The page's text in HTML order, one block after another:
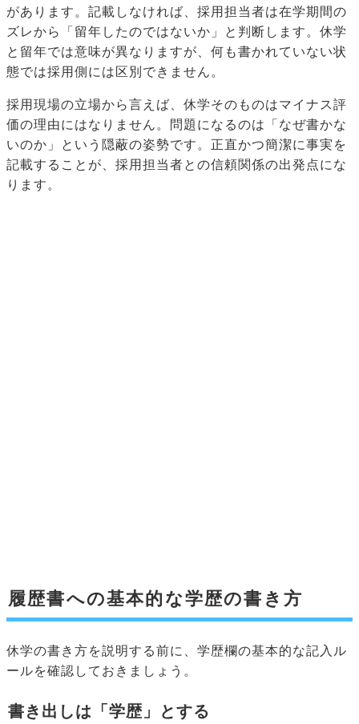
があります。記載しなければ、採用担当者は在学期間の
ズレから「留年したのではないか」と判断します。休学
と留年では意味が異なりますが、何も書かれていない状
態では採用側には区別できません。
採用現場の立場から言えば、休学そのものはマイナス評
価の理由にはなりません。問題になるのは「なぜ書かな
いのか」という隠蔽の姿勢です。正直かつ簡潔に事実を
記載することが、採用担当者との信頼関係の出発点にな
ります。
履歴書への基本的な学歴の書き方
休学の書き方を説明する前に、学歴欄の基本的な記入ル
ールを確認しておきましょう。
書き出しは「学歴」とする